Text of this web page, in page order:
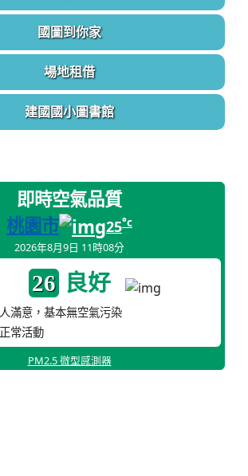
國圖到你家
場地租借
建國國小圖書館
即時空氣品質
桃園市
25°c
2026年8月9日 11時08分
26 良好
滿意，基本無空氣污染
常活動
PM2.5 微型感測器